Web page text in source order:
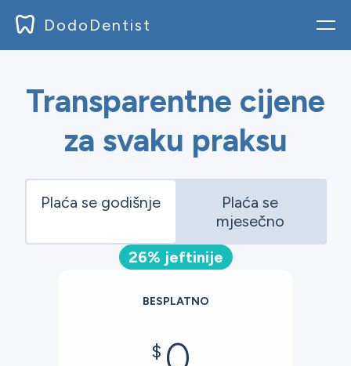
DodoDentist
dokumenti
cijena
Prijavite se
Transparentne cijene
za svaku praksu
Plaća se godišnje
Plaća se
mjesečno
26% jeftinije
BESPLATNO
$